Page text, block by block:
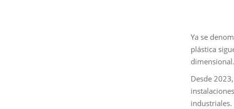
Ya se
plástica
dimensional.
Desde
industriales.